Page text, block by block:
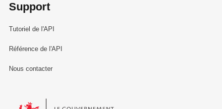
Support
Tutoriel de l'API
Référence de l'API
Nous contacter
Le Gouvernement du Grand-Duché de Luxembourg - Service